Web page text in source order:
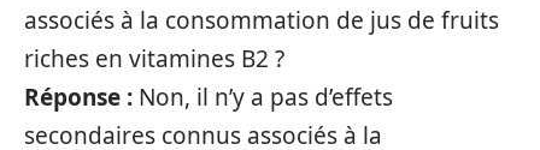
associés à la consommation de jus de fruits
riches en vitamines B2 ?
Réponse : Non, il n’y a pas d’effets
secondaires connus associés à la